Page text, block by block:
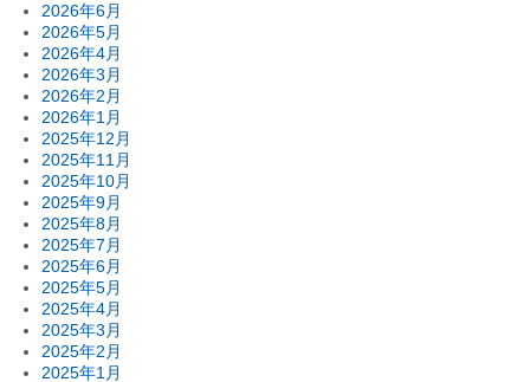
2026年6月
2026年5月
2026年4月
2026年3月
2026年2月
2026年1月
2025年12月
2025年11月
2025年10月
2025年9月
2025年8月
2025年7月
2025年6月
2025年5月
2025年4月
2025年3月
2025年2月
2025年1月